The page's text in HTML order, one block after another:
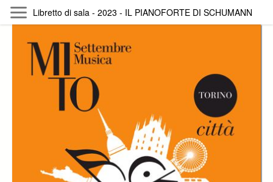
Skip to main content
Byterfly
Follow The Byterfly And Enjoy Open
Knowledge
Libretto di sala - 2023 - IL PIANOFORTE DI SCHUMANN